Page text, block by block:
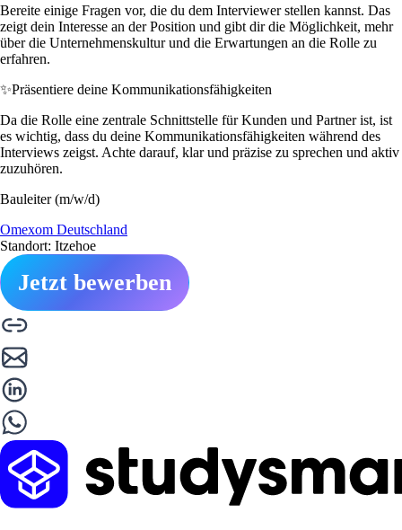
Bereite einige Fragen vor, die du dem Interviewer stellen kannst. Das
zeigt dein Interesse an der Position und gibt dir die Möglichkeit, mehr
über die Unternehmenskultur und die Erwartungen an die Rolle zu
erfahren.
✨Präsentiere deine Kommunikationsfähigkeiten
Da die Rolle eine zentrale Schnittstelle für Kunden und Partner ist, ist
es wichtig, dass du deine Kommunikationsfähigkeiten während des
Interviews zeigst. Achte darauf, klar und präzise zu sprechen und aktiv
zuzuhören.
Bauleiter (m/w/d)
Omexom Deutschland
Standort: Itzehoe
Jetzt bewerben